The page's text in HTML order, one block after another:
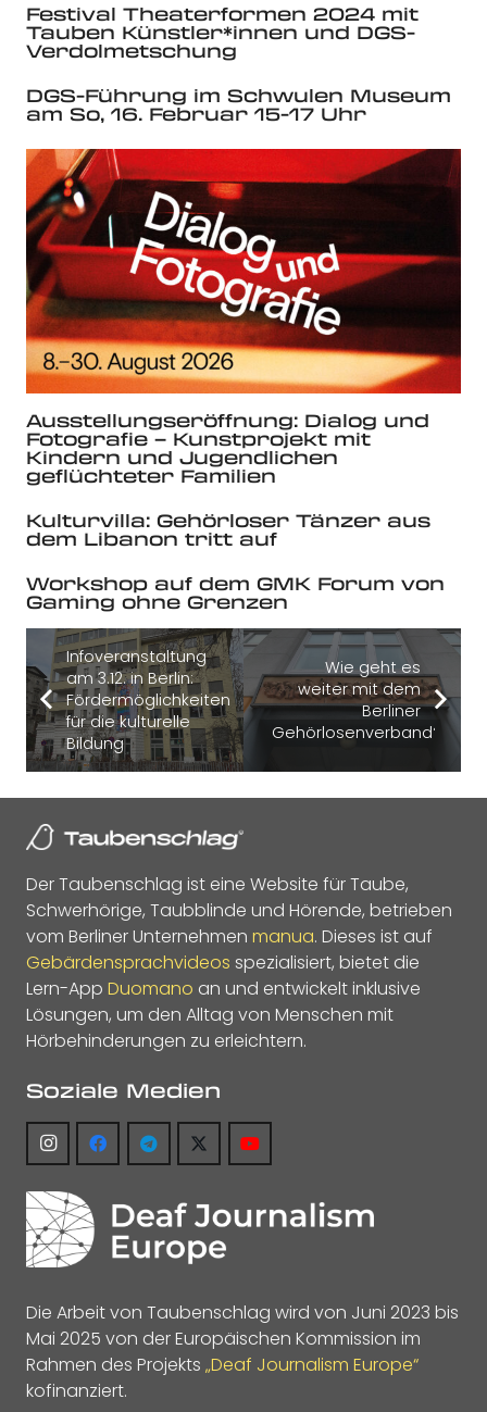
Festival Theaterformen 2024 mit
Tauben Künstler*innen und DGS-
Verdolmetschung
DGS-Führung im Schwulen Museum
am So, 16. Februar 15-17 Uhr
Ausstellungseröffnung: Dialog und
Fotografie – Kunstprojekt mit
Kindern und Jugendlichen
geflüchteter Familien
Kulturvilla: Gehörloser Tänzer aus
dem Libanon tritt auf
Workshop auf dem GMK Forum von
Gaming ohne Grenzen
Infoveranstaltung
am 3.12. in Berlin:
Fördermöglichkeiten
für die kulturelle
Bildung
Wie geht es
weiter mit dem
Berliner
Gehörlosenverband?
Der Taubenschlag ist eine Website für Taube,
Schwerhörige, Taubblinde und Hörende, betrieben
vom Berliner Unternehmen manua. Dieses ist auf
Gebärdensprachvideos spezialisiert, bietet die
Lern-App Duomano an und entwickelt inklusive
Lösungen, um den Alltag von Menschen mit
Hörbehinderungen zu erleichtern.
Soziale Medien
Die Arbeit von Taubenschlag wird von Juni 2023 bis
Mai 2025 von der Europäischen Kommission im
Rahmen des Projekts „Deaf Journalism Europe“
kofinanziert.